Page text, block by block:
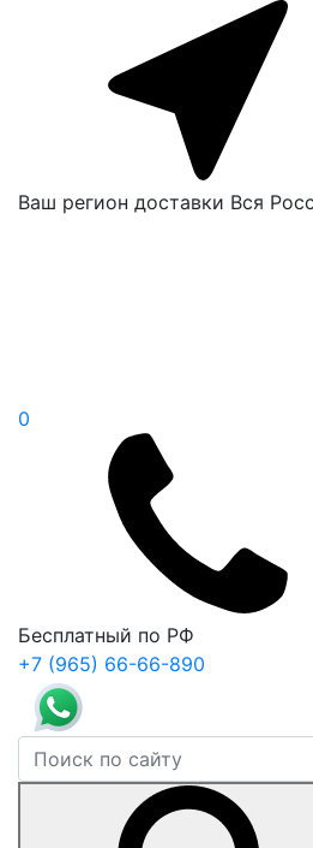
Ваш регион доставки Вся
0
Бесплатный по РФ
+7 (965) 66-66-890